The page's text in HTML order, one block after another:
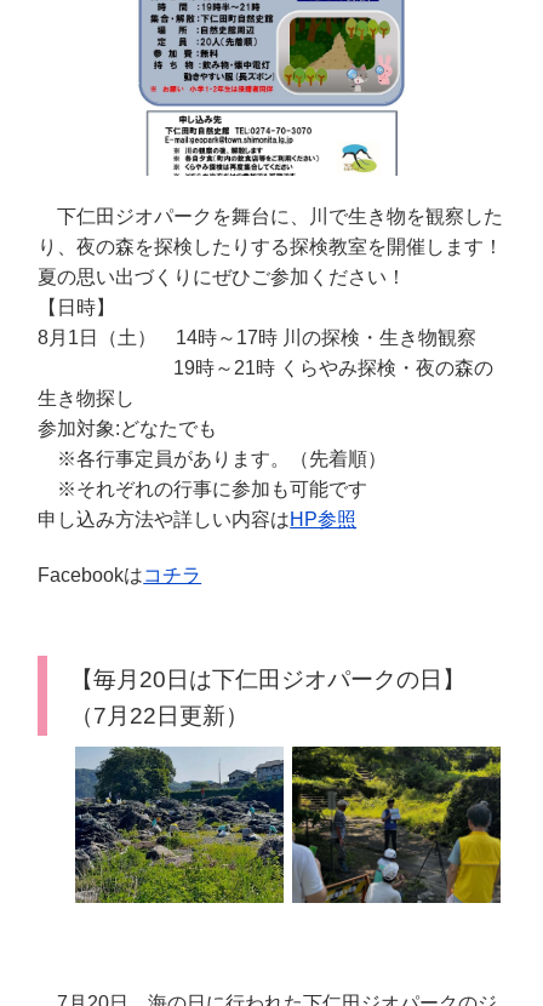
下仁田ジオパークを舞台に、川で生き物を観察した
り、夜の森を探検したりする探検教室を開催します！
夏の思い出づくりにぜひご参加ください！
【日時】
8月1日（土） 14時～17時 川の探検・生き物観察
19時～21時 くらやみ探検・夜の森の
生き物探し
参加対象:どなたでも
※各行事定員があります。（先着順）
※それぞれの行事に参加も可能です
申し込み方法や詳しい内容はHP参照
Facebookはコチラ
【毎月20日は下仁田ジオパークの日】
（7月22日更新）